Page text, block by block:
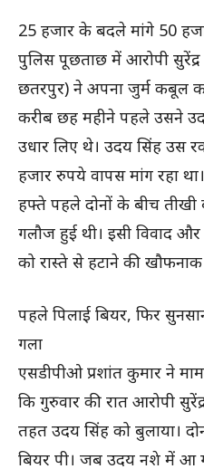
25 हजार के बदले मांगे 50
पुलिस पूछताछ में आरोपी सुरेंद्र
छतरपुर) ने अपना जुर्म कबूल
करीब छह महीने पहले उसने
उधार लिए थे। उदय सिंह उस
हजार रुपये वापस मांग रहा
हफ्ते पहले दोनों के बीच
गलौज हुई थी। इसी विवाद
को रास्ते से हटाने की
पहले पिलाई बियर, फिर
गला
एसडीपीओ प्रशांत कुमार ने
कि गुरुवार की रात आरोपी
तहत उदय सिंह को बुलाया।
बियर पी। जब उदय नशे में आ